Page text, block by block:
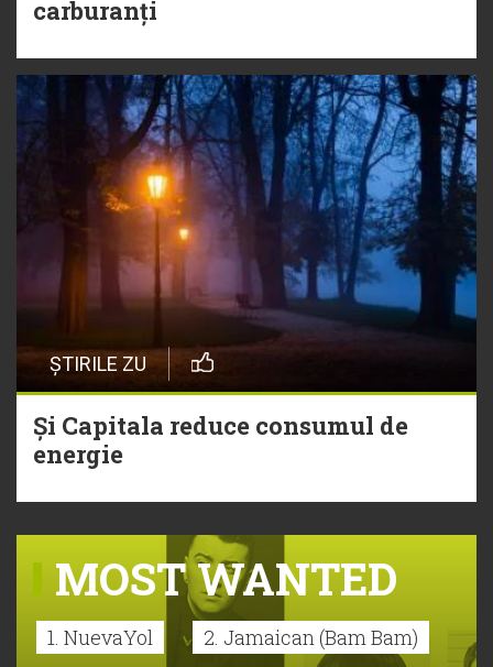
carburanți
ȘTIRILE ZU
Și Capitala reduce consumul de
energie
MOST WANTED
1. NuevaYol 2. Jamaican (Bam Bam)